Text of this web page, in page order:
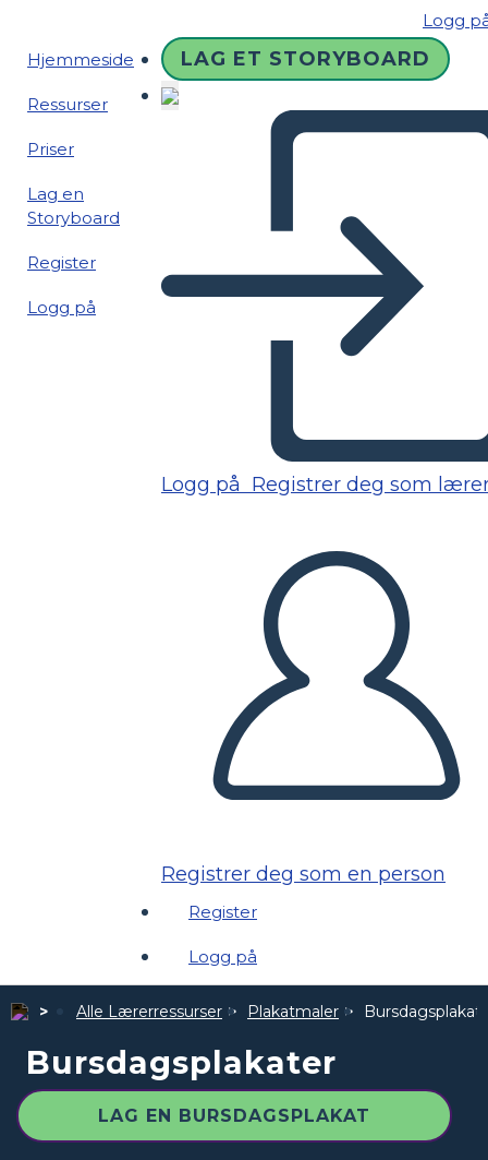
Logg
Hjemmeside
Ressurser
Priser
Lag en
Storyboard
Register
Logg på
LAG ET STORYBOARD
Logg på Registrer deg som
Registrer deg som en person
Register
Logg på
Alle Lærerressurser Plakatmaler
Bursdagsplakater
LAG EN BURSDAGSPLAKAT